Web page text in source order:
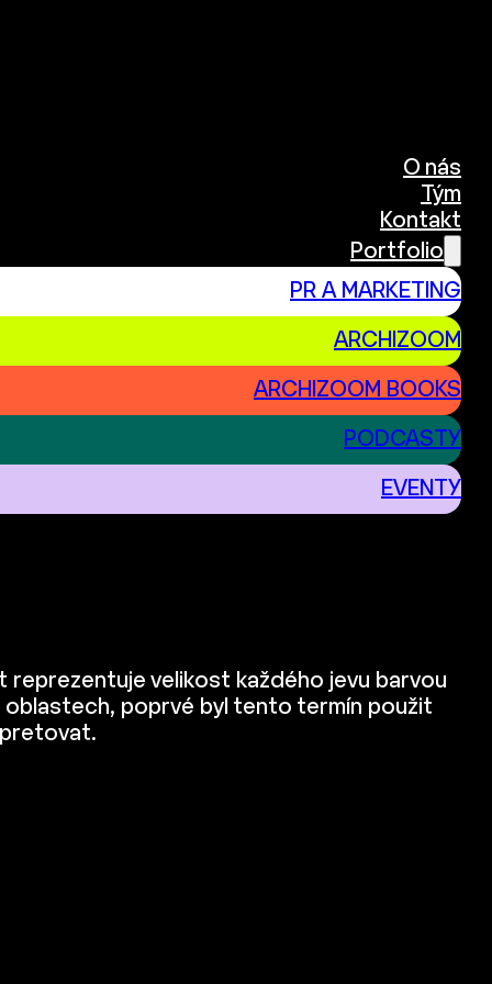
O nás
Tým
Kontakt
Portfolio
PR A MARKETING
ARCHIZOOM
ARCHIZOOM BOOKS
PODCASTY
EVENTY
reprezentuje velikost každého jevu barvou
oblastech, poprvé byl tento termín použit